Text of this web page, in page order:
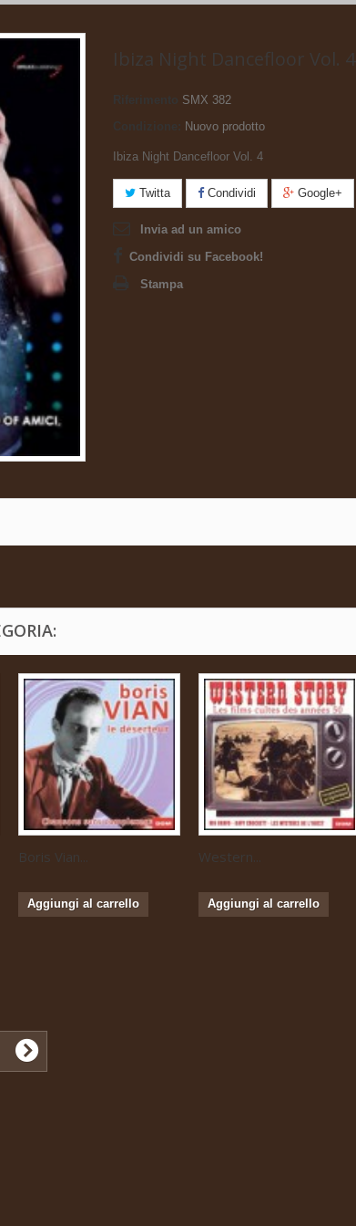
Ibiza Night Dancefloor Vol. 4
Riferimento
SMX 382
Nuovo prodotto
Ibiza Night Dancefloor Vol. 4
Twitta Condividi Google+
Invia ad un amico
Condividi su Facebook!
Stampa
Boris Vian...
Aggiungi al carrello
Western...
Aggiungi al carrello